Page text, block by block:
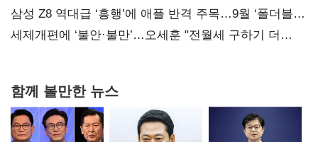
보내
삼성 Z8 역대급 ‘흥행’에 애플 반격 주목…9월 ‘폴더블
대전’
세제개편에 ‘불안·불만’…오세훈 "전월세 구하기 더
함께 볼만한 뉴스